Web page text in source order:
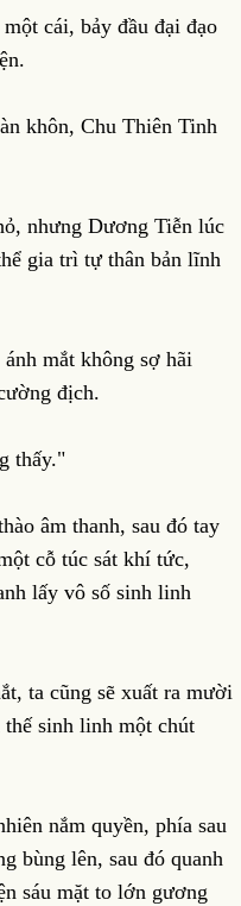
cái, bảy đầu đại đạo
khôn, Chu Thiên Tinh
nhưng Dương Tiễn lúc
gia trì tự thân bản lĩnh
mắt không sợ hãi
địch.
thấy."
âm thanh, sau đó tay
cỗ túc sát khí tức,
lấy vô số sinh linh
ta cũng sẽ xuất ra mười
sinh linh một chút
nắm quyền, phía sau
bùng lên, sau đó quanh
sáu mặt to lớn gương